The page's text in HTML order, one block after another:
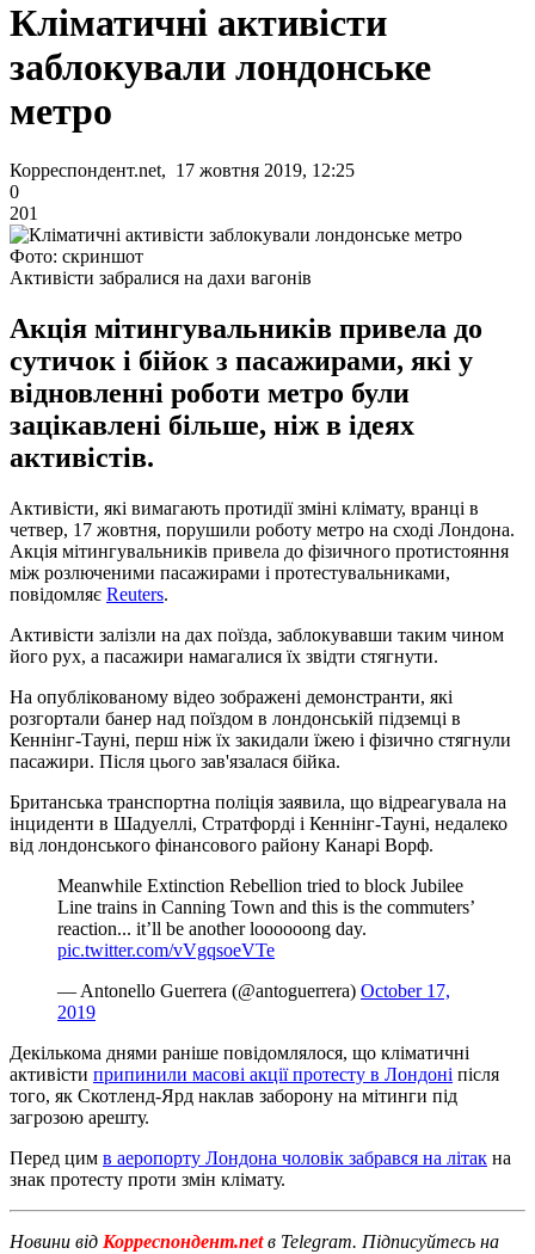
Кліматичні активісти
заблокували лондонське
метро
Корреспондент.net, 17 жовтня 2019, 12:25
0
201
Фото: скриншот
Активісти забралися на дахи вагонів
Акція мітингувальників привела до
сутичок і бійок з пасажирами, які у
відновленні роботи метро були
зацікавлені більше, ніж в ідеях
активістів.
Активісти, які вимагають протидії зміні клімату, вранці в
четвер, 17 жовтня, порушили роботу метро на сході Лондона.
Акція мітингувальників привела до фізичного протистояння
між розлюченими пасажирами і протестувальниками,
повідомляє Reuters.
Активісти залізли на дах поїзда, заблокувавши таким чином
його рух, а пасажири намагалися їх звідти стягнути.
На опублікованому відео зображені демонстранти, які
розгортали банер над поїздом в лондонській підземці в
Кеннінг-Тауні, перш ніж їх закидали їжею і фізично стягнули
пасажири. Після цього зав'язалася бійка.
Британська транспортна поліція заявила, що відреагувала на
інциденти в Шадуеллі, Стратфорді і Кеннінг-Тауні, недалеко
від лондонського фінансового району Канарі Ворф.
Meanwhile Extinction Rebellion tried to block Jubilee
Line trains in Canning Town and this is the commuters’
reaction... it’ll be another loooooong day.
pic.twitter.com/vVgqsoeVTe
— Antonello Guerrera (@antoguerrera) October 17,
2019
Декількома днями раніше повідомлялося, що кліматичні
активісти припинили масові акції протесту в Лондоні після
того, як Скотленд-Ярд наклав заборону на мітинги під
загрозою арешту.
Перед цим в аеропорту Лондона чоловік забрався на літак на
знак протесту проти змін клімату.
Новини від Корреспондент.netв Telegram. Підписуйтесь на